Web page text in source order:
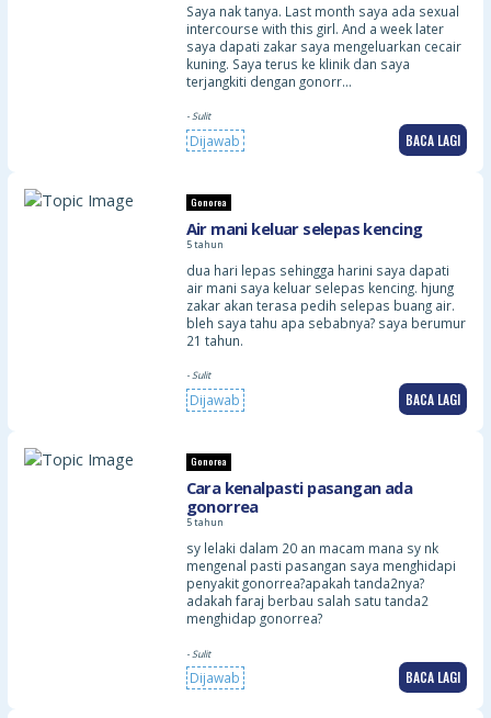
Saya nak tanya. Last month saya ada sexual
intercourse with this girl. And a week later
saya dapati zakar saya mengeluarkan cecair
kuning. Saya terus ke klinik dan saya
terjangkiti dengan gonorr…
- Sulit
Dijawab BACA LAGI
Gonorea
Air mani keluar selepas kencing
5 tahun
dua hari lepas sehingga harini saya dapati
air mani saya keluar selepas kencing. hjung
zakar akan terasa pedih selepas buang air.
bleh saya tahu apa sebabnya? saya berumur
21 tahun.
- Sulit
Dijawab BACA LAGI
Gonorea
Cara kenalpasti pasangan ada
gonorrea
5 tahun
sy lelaki dalam 20 an macam mana sy nk
mengenal pasti pasangan saya menghidapi
penyakit gonorrea?apakah tanda2nya?
adakah faraj berbau salah satu tanda2
menghidap gonorrea?
- Sulit
Dijawab BACA LAGI